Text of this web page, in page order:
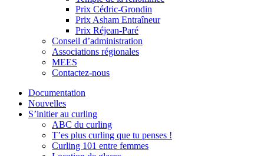
Prix Cédric-Grondin
Prix Asham Entraîneur
Prix Réjean-Paré
Conseil d’administration
Associations régionales
MEES
Contactez-nous
Documentation
Nouvelles
S’initier au curling
ABC du curling
T’es plus curling que tu penses !
Curling 101 entre femmes